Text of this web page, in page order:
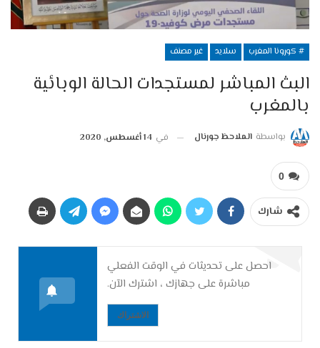
# كورونا المغرب سلايد غير مصنف
البث المباشر لمستجدات الحالة الوبائية
بالمغرب
بواسطة الملاحظ جورنال في 14 أغسطس, 2020
0
شارك
احصل على تحديثات في الوقت الفعلي
مباشرة على جهازك ، اشترك الآن.
الاشتراك